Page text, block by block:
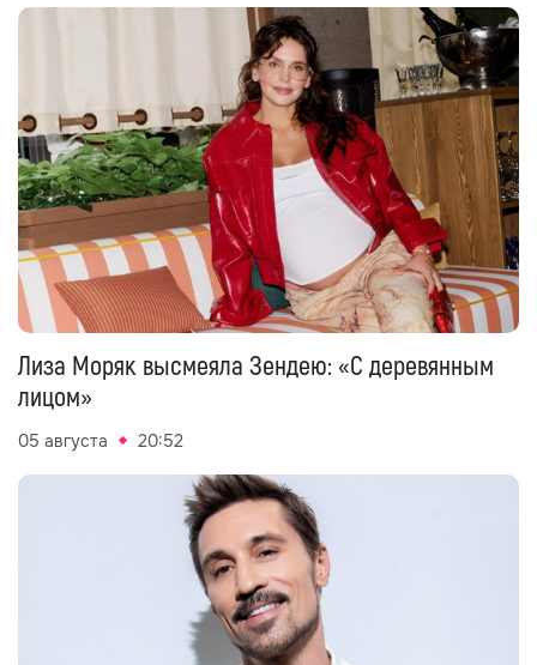
Лиза Моряк высмеяла Зендею: «С деревянным
лицом»
05 августа 20:52